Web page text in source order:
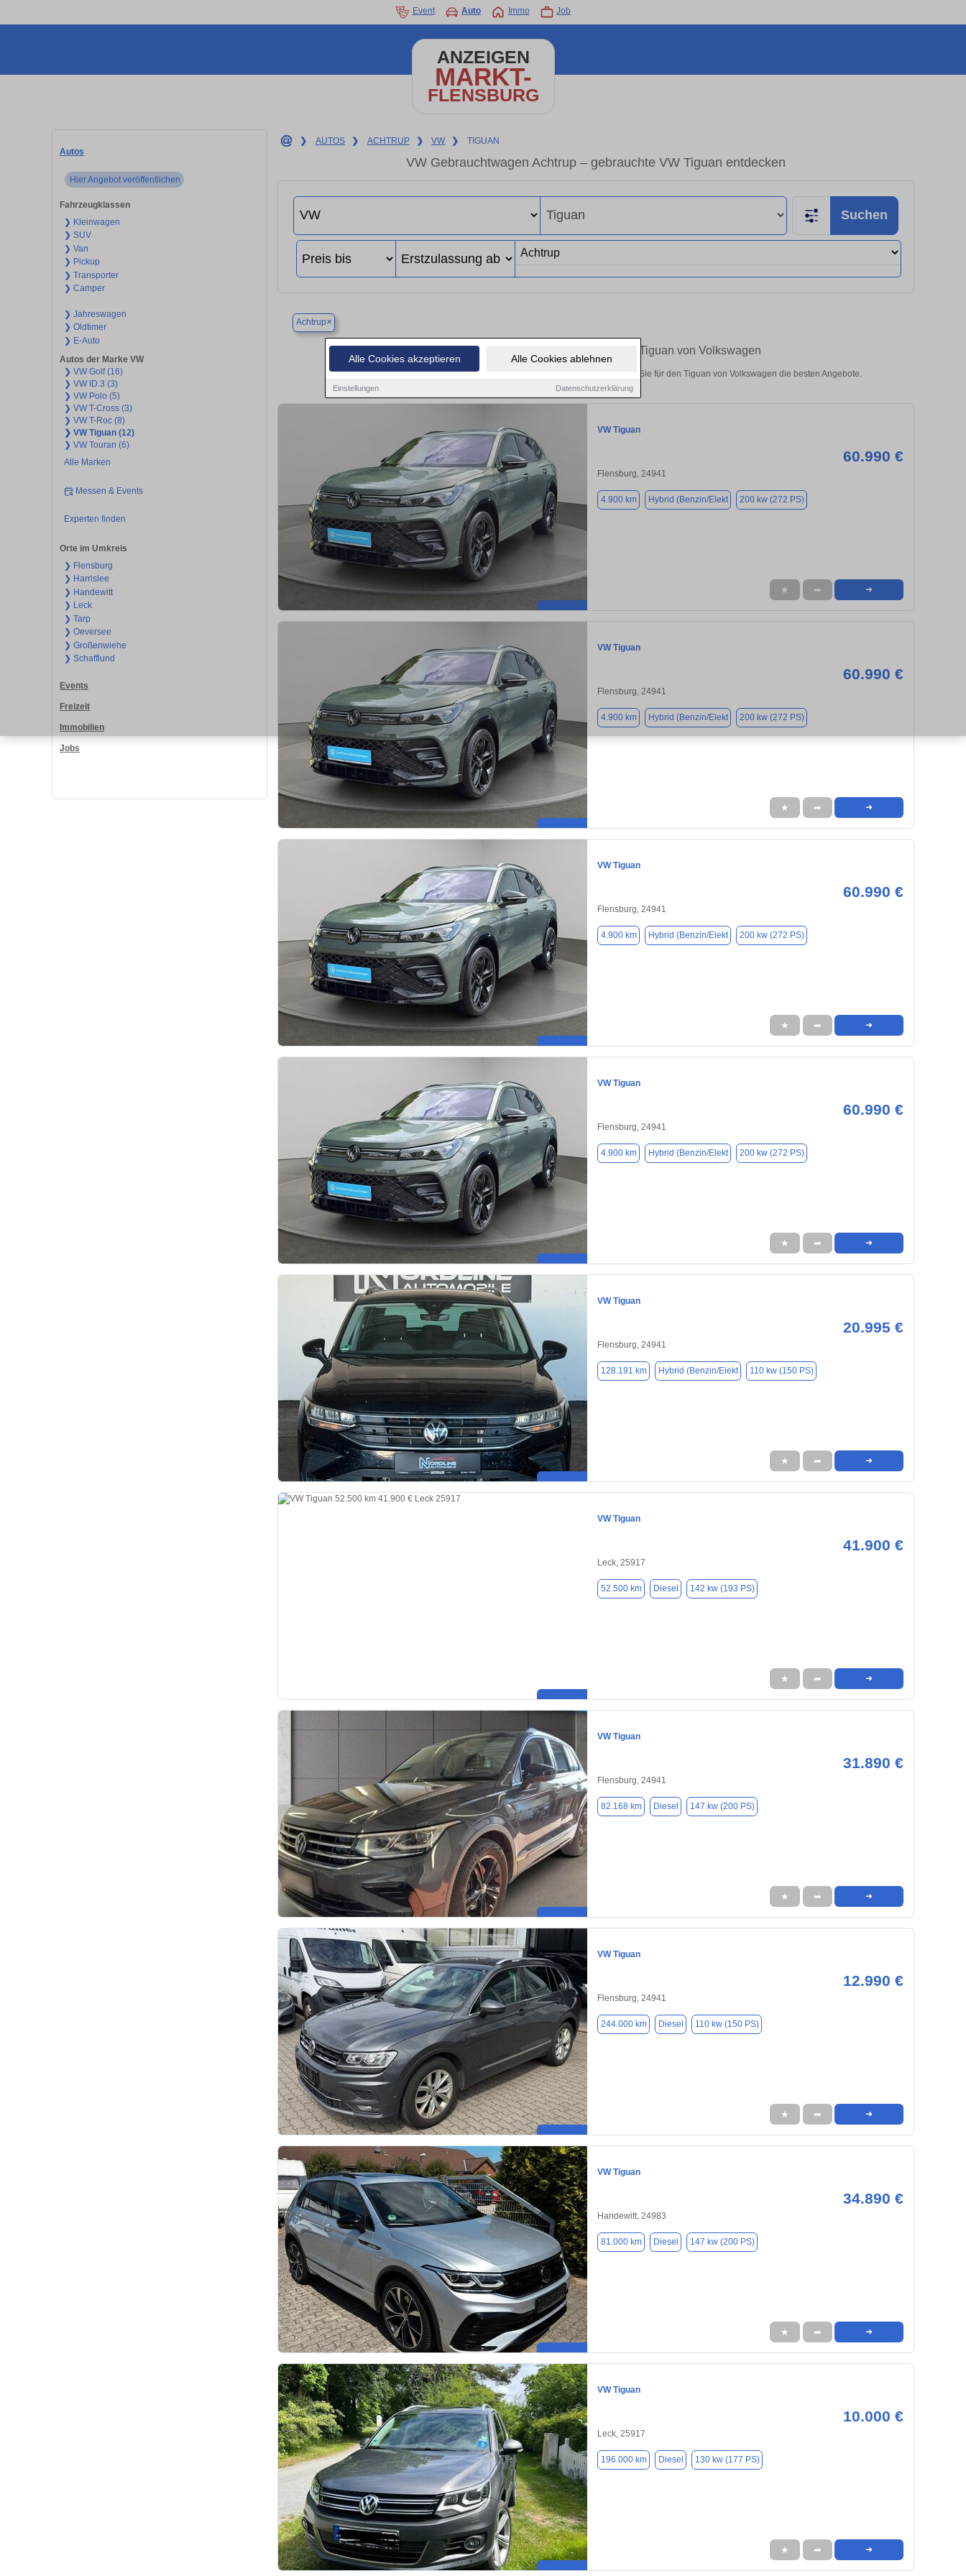
Alle Cookies akzeptieren Alle Cookies ablehnen
Einstellungen Datenschutzerklärung
Event Auto Immo Job
ANZEIGEN
MARKT-
FLENSBURG
Autos
Hier Angebot veröffentlichen
Fahrzeugklassen
❯ Kleinwagen
❯ SUV
❯ Van
❯ Pickup
❯ Transporter
❯ Camper
❯ Jahreswagen
❯ Oldtimer
❯ E-Auto
Autos der Marke VW
❯ VW Golf (16)
❯ VW ID.3 (3)
❯ VW Polo (5)
❯ VW T-Cross (3)
❯ VW T-Roc (8)
❯ VW Tiguan (12)
❯ VW Touran (6)
Alle Marken
Messen & Events
Experten finden
Orte im Umkreis
❯ Flensburg
❯ Harrislee
❯ Handewitt
❯ Leck
❯ Tarp
❯ Oeversee
❯ Großenwiehe
❯ Schafflund
Events
Freizeit
Immobilien
Jobs
❯ AUTOS ❯ ACHTRUP ❯ VW ❯ TIGUAN
VW Gebrauchtwagen Achtrup – gebrauchte VW Tiguan entdecken
Suchen
Achtrup×
Finden Sie in Achtrup Ihren gebrauchten Tiguan von Volkswagen
Entdecken Sie in Achtrup gebrauchte VW Tiguan Gebrauchtwagen. Hier finden Sie für den Tiguan von Volkswagen die besten Angebote.
VW Tiguan
60.990 €
Flensburg, 24941
4.900 km Hybrid (Benzin/Elekt 200 kw (272 PS)
★ ➦ ➜
VW Tiguan
60.990 €
Flensburg, 24941
4.900 km Hybrid (Benzin/Elekt 200 kw (272 PS)
★ ➦ ➜
VW Tiguan
60.990 €
Flensburg, 24941
4.900 km Hybrid (Benzin/Elekt 200 kw (272 PS)
★ ➦ ➜
VW Tiguan
60.990 €
Flensburg, 24941
4.900 km Hybrid (Benzin/Elekt 200 kw (272 PS)
★ ➦ ➜
VW Tiguan
20.995 €
Flensburg, 24941
128.191 km Hybrid (Benzin/Elekt 110 kw (150 PS)
★ ➦ ➜
VW Tiguan
41.900 €
Leck, 25917
52.500 km Diesel 142 kw (193 PS)
★ ➦ ➜
VW Tiguan
31.890 €
Flensburg, 24941
82.168 km Diesel 147 kw (200 PS)
★ ➦ ➜
VW Tiguan
12.990 €
Flensburg, 24941
244.000 km Diesel 110 kw (150 PS)
★ ➦ ➜
VW Tiguan
34.890 €
Handewitt, 24983
81.000 km Diesel 147 kw (200 PS)
★ ➦ ➜
VW Tiguan
10.000 €
Leck, 25917
196.000 km Diesel 130 kw (177 PS)
★ ➦ ➜